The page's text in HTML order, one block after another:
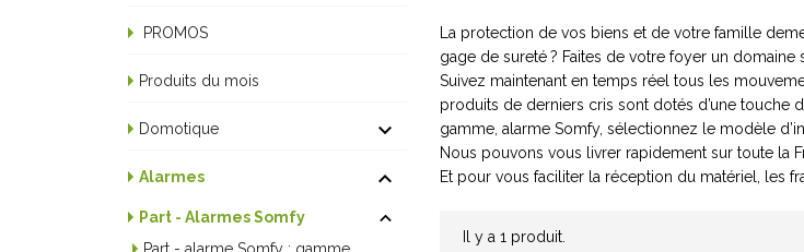
PROMOS
Produits du mois
Domotique 
Alarmes 
Part - Alarmes Somfy 
La protection de vos biens et de votre famille
gage de sureté ? Faites de votre foyer un
Suivez maintenant en temps réel tous les
produits de derniers cris sont dotés d’une touche
gamme, alarme Somfy, sélectionnez le modèle
Nous pouvons vous livrer rapidement sur toute la
Et pour vous faciliter la réception du matériel, les
Il y a 1 produit.